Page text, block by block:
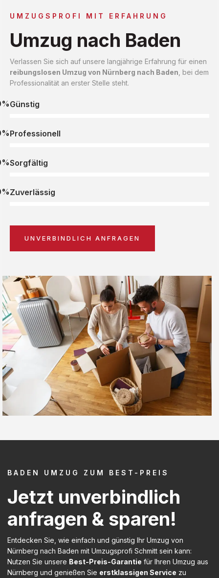
UMZUGSPROFI MIT ERFAHRUNG
Umzug nach Baden
Verlassen Sie sich auf unsere langjährige Erfahrung für einen
reibungslosen Umzug von Nürnberg nach Baden , bei dem
Professionalität an erster Stelle steht.
Günstig
Professionell
Sorgfältig
Zuverlässig
UNVERBINDLICH ANFRAGEN
BADEN UMZUG ZUM BEST-PREIS
Jetzt unverbindlich
anfragen & sparen!
Entdecken Sie, wie einfach und günstig Ihr Umzug von
Nürnberg nach Baden mit Umzugsprofi Schmitt sein kann:
Nutzen Sie unsere Best-Preis-Garantie für Ihren Umzug aus
Nürnberg und genießen Sie erstklassigen Service zu